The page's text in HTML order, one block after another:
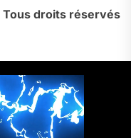
Tous droits réservés